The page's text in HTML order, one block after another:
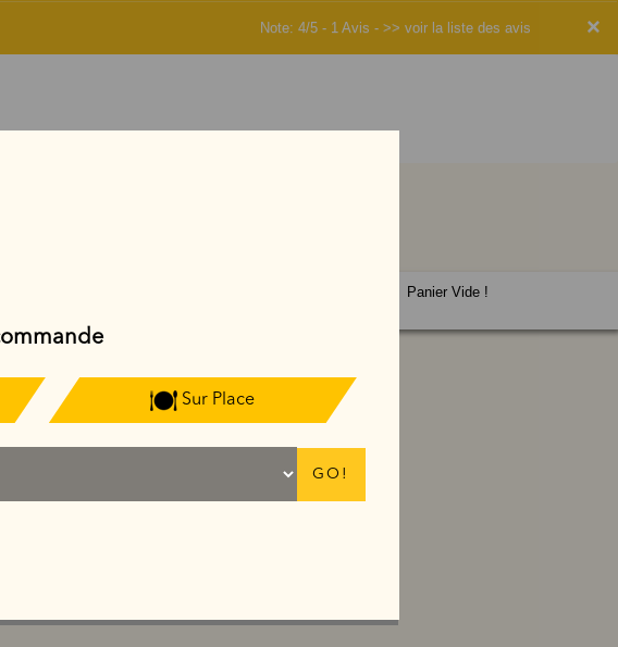
×
Note: 4/5 - 1 Avis - >> voir la liste des avis
Panier Vide !